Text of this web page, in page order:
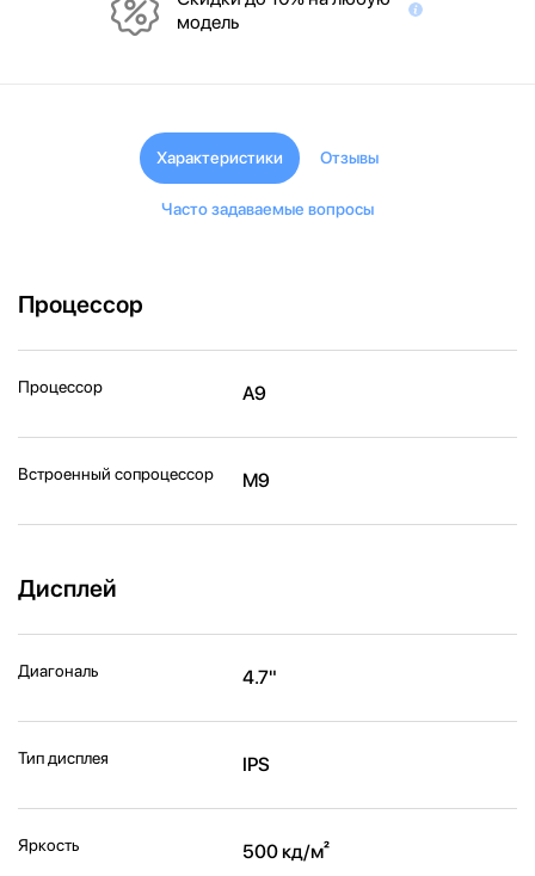
модель
Характеристики Отзывы
Часто задаваемые вопросы
Процессор
Процессор A9
Встроенный сопроцессор M9
Дисплей
Диагональ 4.7"
Тип дисплея IPS
Яркость 500 кд/м²